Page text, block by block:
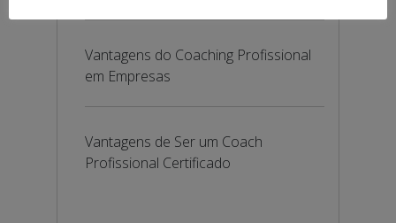
Vantagens do Coaching Profissional
em Empresas
Vantagens de Ser um Coach
Profissional Certificado